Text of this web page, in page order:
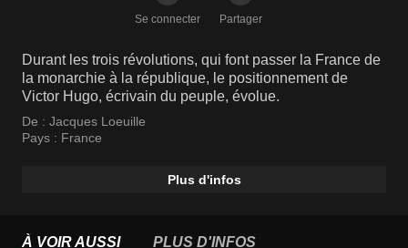
Se connecter Partager
Durant les trois révolutions, qui font passer la France de
la monarchie à la république, le positionnement de
Victor Hugo, écrivain du peuple, évolue.
De : Jacques Loeuille
Pays : France
Plus d'infos
À VOIR AUSSI PLUS D'INFOS